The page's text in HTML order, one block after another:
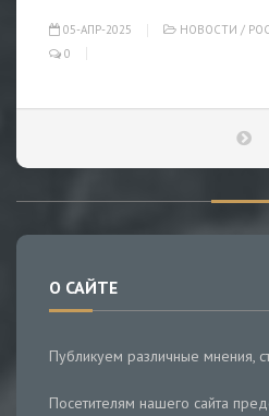
05-АПР-2025 НОВОСТИ /
0
О САЙТЕ
Публикуем различные мнения,
Посетителям нашего сайта